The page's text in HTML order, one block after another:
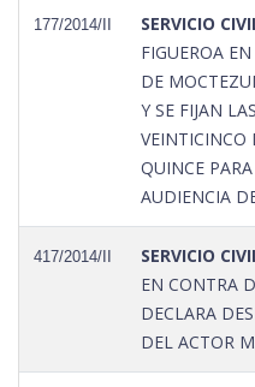
177/2014/II SERVICIO
FIGUEROA
DE
Y SE FIJAN
VEINTICINCO
QUINCE
AUDIENCIA
417/2014/II SERVICIO
EN CONTRA
DECLARA
DEL ACTOR